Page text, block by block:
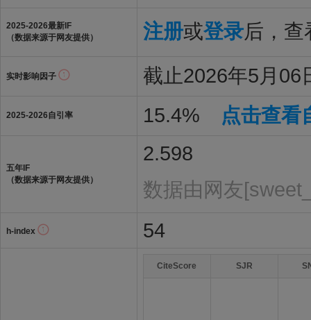
2025-2026最新IF
（数据来源于网友提供）
注册或登录后，查
实时影响因子 截止2026年5月06
2025-2026自引率 15.4% 点击查看
五年IF
（数据来源于网友提供）
2.598
数据由网友
h-index 54
CiteScore SJR